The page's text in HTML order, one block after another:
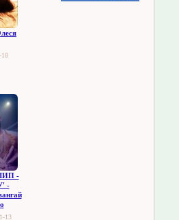
18
-
-
13